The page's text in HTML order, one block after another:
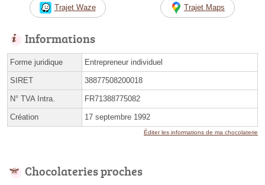
Trajet Waze Trajet Maps
Informations
Forme juridique Entrepreneur individuel
SIRET 38877508200018
N° TVA Intra. FR71388775082
Création 17 septembre 1992
Éditer les informations de ma chocolaterie
Chocolateries proches